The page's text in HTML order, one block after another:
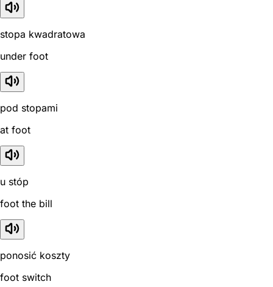
stopa kwadratowa
under foot
pod stopami
at foot
u stóp
foot the bill
ponosić koszty
foot switch